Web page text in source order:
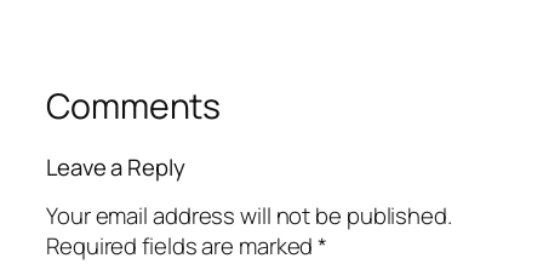
Comments
Leave a Reply
Your email address will not be published.
Required fields are marked*